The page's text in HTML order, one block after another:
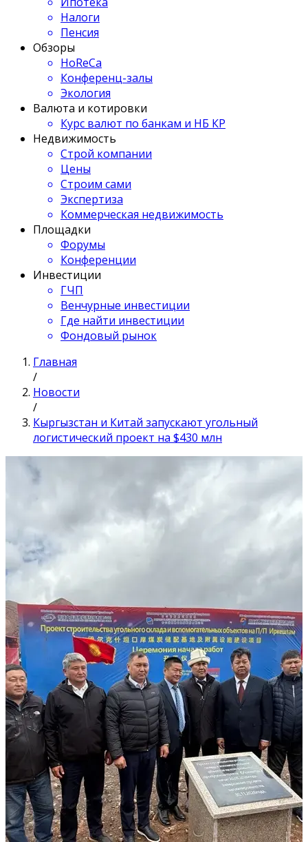
Налоги
Пенсия
Обзоры
HoReCa
Конференц-залы
Экология
Валюта и котировки
Курс валют по банкам и НБ КР
Недвижимость
Строй компании
Цены
Строим сами
Экспертиза
Коммерческая недвижимость
Площадки
Форумы
Конференции
Инвестиции
ГЧП
Венчурные инвестиции
Где найти инвестиции
Фондовый рынок
Главная
/
Новости
/
Кыргызстан и Китай запускают угольный
логистический проект на $430 млн